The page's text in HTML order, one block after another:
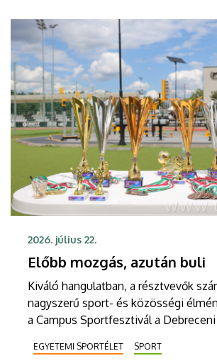
2026. július 22.
Előbb mozgás, azután buli
Kiváló hangulatban, a résztvevők
nagyszerű sport- és közösségi
a Campus Sportfesztivál a
Dóczy utcai Sportcampusán. A
három sportágban versengtek hazai
EGYETEMI SPORTÉLET SPORT